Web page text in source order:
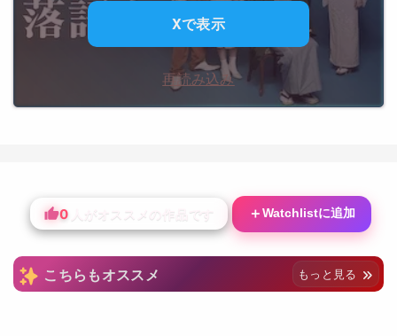
Xで表示
再読み込み
0 人がオススメの作品です ＋Watchlistに追加
こちらもオススメ もっと見る